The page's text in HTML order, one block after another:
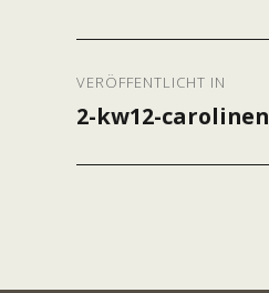
VERÖFFENTLICHT IN
2-kw12-carolinen